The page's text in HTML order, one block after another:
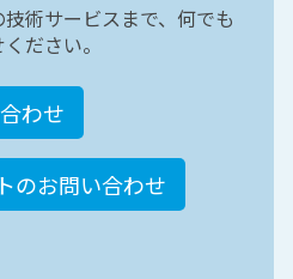
術サービスまで、何でも
ださい。
わせ
のお問い合わせ